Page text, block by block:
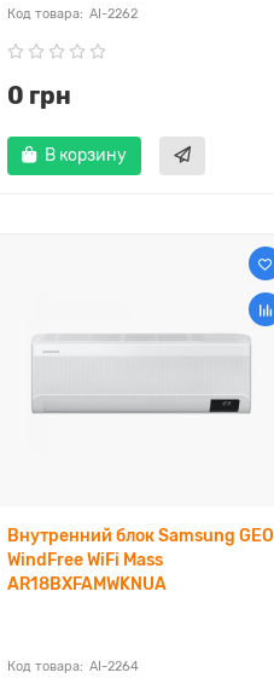
AI-2262
0 грн
В корзину
Внутренний блок Samsung GEO
WindFree WiFi Mass
AR18BXFAMWKNUA
AI-2264